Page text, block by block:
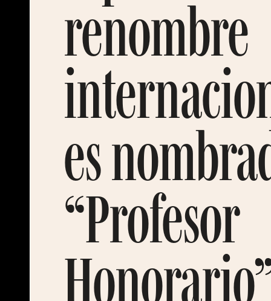
renombre
es
“Profesor